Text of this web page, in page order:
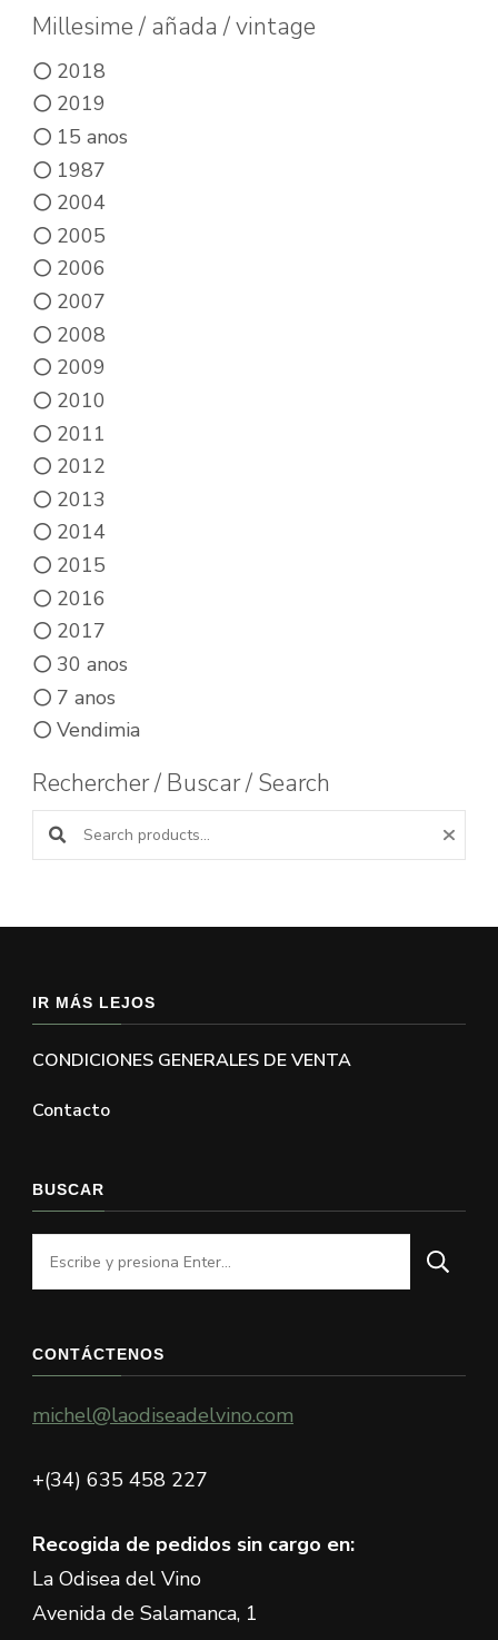
Millesime / añada / vintage
2018
2019
15 anos
1987
2004
2005
2006
2007
2008
2009
2010
2011
2012
2013
2014
2015
2016
2017
30 anos
7 anos
Vendimia
Rechercher / Buscar / Search
Buscar productos:
IR MÁS LEJOS
CONDICIONES GENERALES DE VENTA
Contacto
BUSCAR
¿Buscas
algo?
CONTÁCTENOS
michel@laodiseadelvino.com
+(34) 635 458 227
Recogida de pedidos sin cargo en:
La Odisea del Vino
Avenida de Salamanca, 1